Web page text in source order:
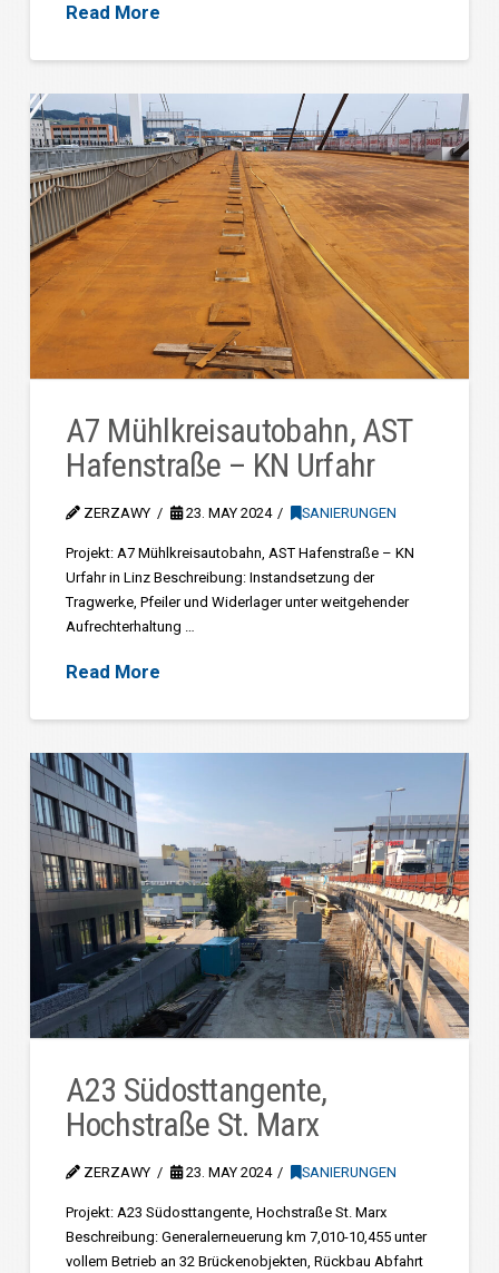
Read More
A7 Mühlkreisautobahn, AST
Hafenstraße – KN Urfahr
ZERZAWY 23. MAY 2024 SANIERUNGEN
Projekt: A7 Mühlkreisautobahn, AST Hafenstraße – KN
Urfahr in Linz Beschreibung: Instandsetzung der
Tragwerke, Pfeiler und Widerlager unter weitgehender
Aufrechterhaltung …
Read More
A23 Südosttangente,
Hochstraße St. Marx
ZERZAWY 23. MAY 2024 SANIERUNGEN
Projekt: A23 Südosttangente, Hochstraße St. Marx
Beschreibung: Generalerneuerung km 7,010-10,455 unter
vollem Betrieb an 32 Brückenobjekten, Rückbau Abfahrt